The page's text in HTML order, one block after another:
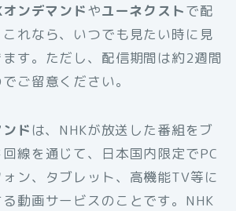
オンデマンドやユーネクストで配
れなら、いつでも見たい時に見
す。ただし、配信期間は約2週間
ご留意ください。
ド は、NHKが放送した番組をブ
線を通じて、日本国内限定でPC
ン、タブレット、高機能TV等に
動画サービスのことです。NHK